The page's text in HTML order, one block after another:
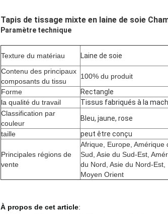
Tapis de tissage mixte en laine de soie
Paramètre technique
Texture du matériau Laine de soie
Contenu des principaux
composants du tissu
100% du produit
Forme
Rectangle
la qualité du travail
Tissus fabriqués à la
Classification par
couleur
Bleu, jaune, rose
taille
peut être conçu
Principales régions de
vente
Afrique, Europe, Amérique
Sud, Asie du Sud-Est,
du Nord, Asie du Nord-Est,
Moyen Orient
À propos de cet article: